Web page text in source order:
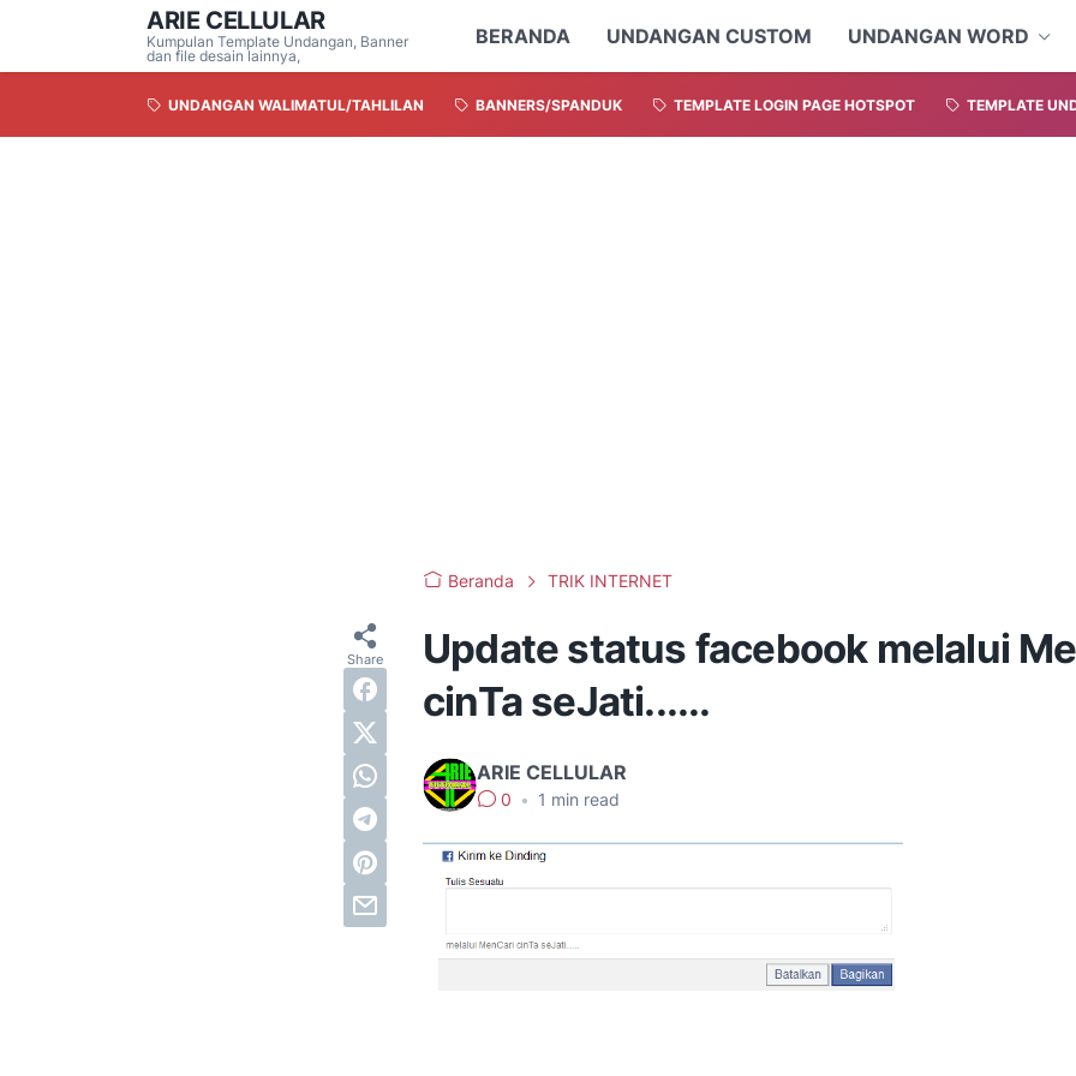
ARIE CELLULAR
Kumpulan Template Undangan, Banner
dan file desain lainnya,
BERANDA UNDANGAN CUSTOM UNDANGAN WORD
UNDANGAN WALIMATUL/TAHLILAN BANNERS/SPANDUK TEMPLATE LOGIN PAGE HOTSPOT TEMPLATE
Beranda TRIK INTERNET
Update status facebook melalui
cinTa seJati......
ARIE CELLULAR
0 • 1 min read